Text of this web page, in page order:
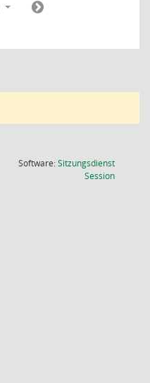
Software:Sitzungsdienst
Session(Wird in